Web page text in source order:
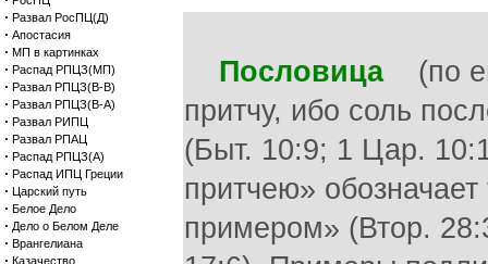
· Развал РосПЦ(Д)
· Апостасия
· МП в картинках
· Распад РПЦЗ(МП)
· Развал РПЦЗ(В-В)
· Развал РПЦЗ(В-А)
· Развал РИПЦ
· Развал РПАЦ
· Распад РПЦЗ(А)
· Распад ИПЦ Греции
· Царский путь
· Белое Дело
· Дело о Белом Деле
· Врангелиана
· Казачество
Пословица(по
притчу, ибо соль
(Быт. 10:9; 1 Цар.
притчею»
примером» (Втор.